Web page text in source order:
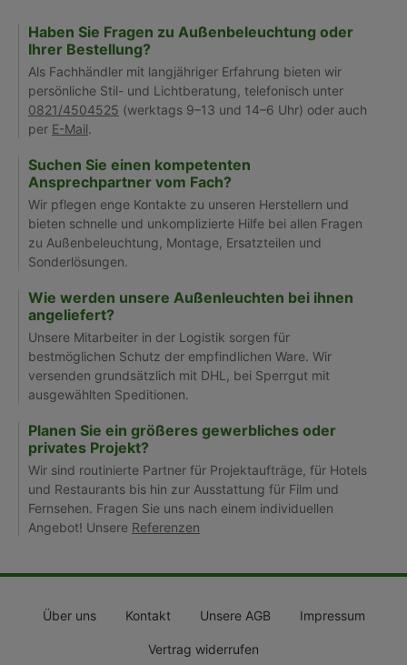
Haben Sie Fragen zu Außenbeleuchtung oder
Ihrer Bestellung?
Als Fachhändler mit langjähriger Erfahrung bieten wir
persönliche Stil- und Lichtberatung, telefonisch unter
0821/4504525 (werktags 9–13 und 14–6 Uhr) oder auch
per E-Mail.
Suchen Sie einen kompetenten
Ansprechpartner vom Fach?
Wir pflegen enge Kontakte zu unseren Herstellern und
bieten schnelle und unkomplizierte Hilfe bei allen Fragen
zu Außenbeleuchtung, Montage, Ersatzteilen und
Sonderlösungen.
Wie werden unsere Außenleuchten bei ihnen
angeliefert?
Unsere Mitarbeiter in der Logistik sorgen für
bestmöglichen Schutz der empfindlichen Ware. Wir
versenden grundsätzlich mit DHL, bei Sperrgut mit
ausgewählten Speditionen.
Planen Sie ein größeres gewerbliches oder
privates Projekt?
Wir sind routinierte Partner für Projektaufträge, für Hotels
und Restaurants bis hin zur Ausstattung für Film und
Fernsehen. Fragen Sie uns nach einem individuellen
Angebot! Unsere Referenzen
Über uns Kontakt Unsere AGB Impressum
Vertrag widerrufen